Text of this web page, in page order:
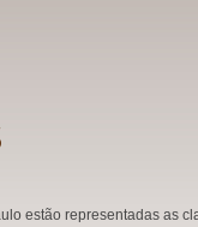
estão representadas as